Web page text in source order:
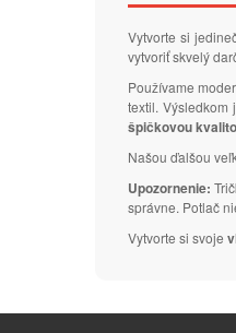
Vytvorte si
vytvoriť skvelý
Používame
textil. Výsledkom
špičkovou
Našou ďalšou
Upozornenie:
správne. Potlač
Vytvorte si svoje